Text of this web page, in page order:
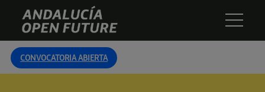
content
Andalucía
Open
Future
CONVOCATORIA ABIERTA